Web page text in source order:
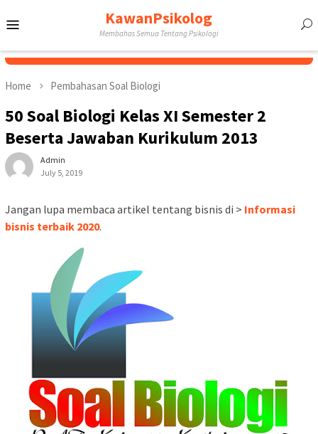
to
KawanPsikolog
Membahas Semua Tentang Psikologi
Home Pembahasan Soal Biologi
50 Soal Biologi Kelas XI Semester 2
Beserta Jawaban Kurikulum 2013
Admin
July 5, 2019
Jangan lupa membaca artikel tentang bisnis di > Informasi
bisnis terbaik 2020.